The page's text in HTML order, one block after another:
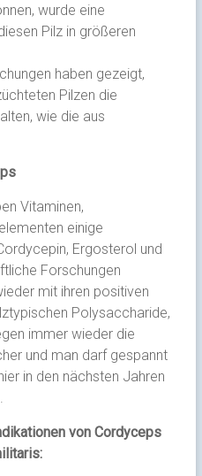
wurde eine
Pilz in größeren
haben gezeigt,
Pilzen die
wie die aus
Vitaminen,
einige
Ergosterol und
Forschungen
mit ihren positiven
Polysaccharide,
immer wieder die
und man darf gespannt
in den nächsten Jahren
von Cordyceps